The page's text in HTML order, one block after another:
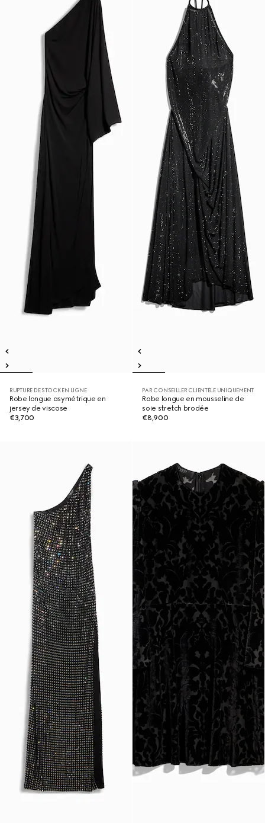
RUPTURE DE STOCK EN LIGNE
Robe longue asymétrique en
jersey de viscose
€3,700
PAR CONSEILLER CLIENTÈLE UNIQUEMENT
Robe longue en mousseline de
soie stretch brodée
€8,900